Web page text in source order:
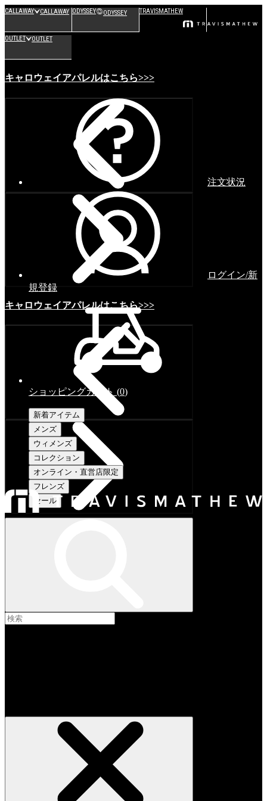
CALLAWAY CALLAWAY ODYSSEY ODYSSEY TRAVISMATHEW
OUTLET OUTLET
キャロウェイアパレルはこちら>>>
キャロウェイアパレルはこちら>>>
注文状況
ログイン/新
規登録
ショッピングカート (0)
新着アイテム
メンズ
ウィメンズ
コレクション
オンライン・直営店限定
フレンズ
セール